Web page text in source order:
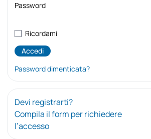
Password
Ricordami
Password dimenticata?
Devi registrarti?
Compila il form per richiedere
l’accesso